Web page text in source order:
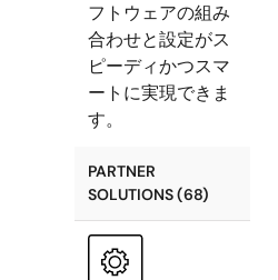
フトウェアの組み
合わせと設定がス
ピーディかつスマ
ートに実現できま
す。
PARTNER
SOLUTIONS (68)